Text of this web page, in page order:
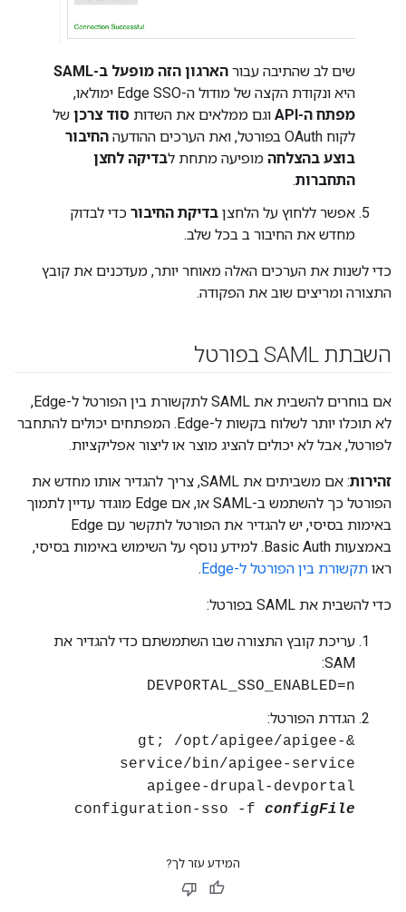
שים לב שהתיבה עבור הארגון הזה מופעל ב-SAML
היא ונקודת הקצה של מודול ה-Edge SSO ימולאו,
מפתח ה-API
וגם ממלאים את השדות סוד צרכן של
לקוח OAuth בפורטל, ואת הערכים ההודעה
החיבור
בוצע בהצלחה מופיעה מתחת לבדיקה לחצן
התחברות.
אפשר ללחוץ על הלחצן בדיקת החיבור כדי לבדוק
מחדש את החיבור ב בכל שלב.
כדי לשנות את הערכים האלה מאוחר יותר, מעדכנים את קובץ
התצורה ומריצים שוב את הפקודה.
השבתת SAML בפורטל
אם בוחרים להשבית את SAML לתקשורת בין הפורטל ל-Edge,
לא תוכלו יותר לשלוח בקשות ל-Edge. המפתחים יכולים להתחבר
לפורטל, אבל לא יכולים להציג מוצר או ליצור אפליקציות.
זהירות
: אם משביתים את SAML, צריך להגדיר אותו מחדש את
הפורטל כך להשתמש ב-SAML או, אם Edge מוגדר עדיין לתמוך
באימות בסיסי, יש להגדיר את הפורטל לתקשר עם Edge
באמצעות Basic Auth. למידע נוסף על השימוש באימות בסיסי,
ראו תקשורת בין הפורטל ל-Edge .
כדי להשבית את SAML בפורטל:
עריכת קובץ התצורה שבו השתמשתם כדי להגדיר את
SAM:
DEVPORTAL_SSO_ENABLED=n
הגדרת הפורטל:
&gt; /opt/apigee/apigee-
service/bin/apigee-service
apigee-drupal-devportal
configuration-sso -f configFile
המידע עזר לך?